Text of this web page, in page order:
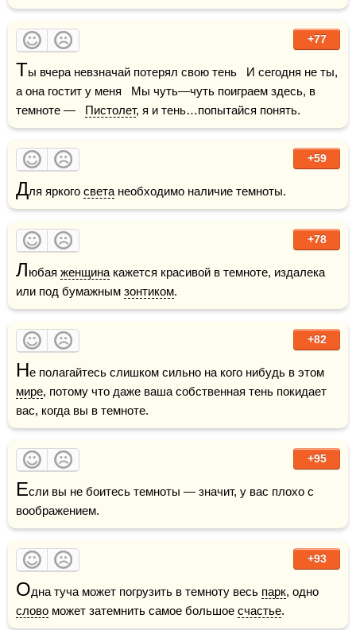
+77
Ты вчера невзначай потерял свою тень   И сегодня не ты,
а она гостит у меня   Мы чуть—чуть поиграем здесь, в
темноте — Пистолет, я и тень…попытайся понять.
+59
Для яркого света необходимо наличие темноты.
+78
Любая женщина кажется красивой в темноте, издалека
или под бумажным зонтиком.
+82
Н
мире, потому что даже ваша собственная тень покидает
вас, когда вы в темноте.
+95
Если вы не боитесь темноты — значит, у вас плохо с
воображением.
+93
Одна туча может погрузить в темноту весь парк
слово может затемнить самое большое счастье.